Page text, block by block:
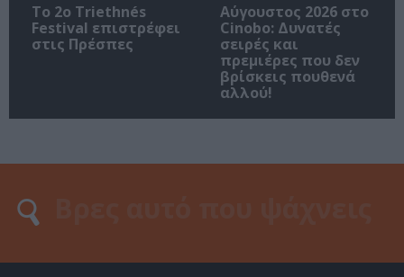
Το 2ο Triethnés
Festival επιστρέφει
στις Πρέσπες
Αύγουστος 2026 στο
Cinobo: Δυνατές
σειρές και
πρεμιέρες που δεν
βρίσκεις πουθενά
αλλού!